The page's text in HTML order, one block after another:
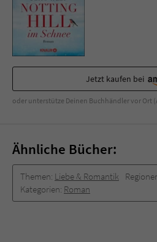
Jetzt kaufen bei
oder unterstütze Deinen Buchhändler vor Ort
Ähnliche Bücher:
Themen: Liebe & Romantik
Kategorien: Roman